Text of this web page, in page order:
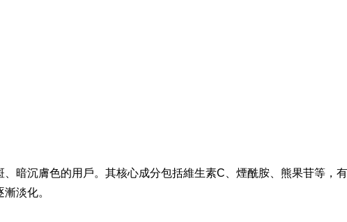
暗沉膚色的用戶。其核心成分包括維生素C、煙酰胺、熊果苷等，
淡化。